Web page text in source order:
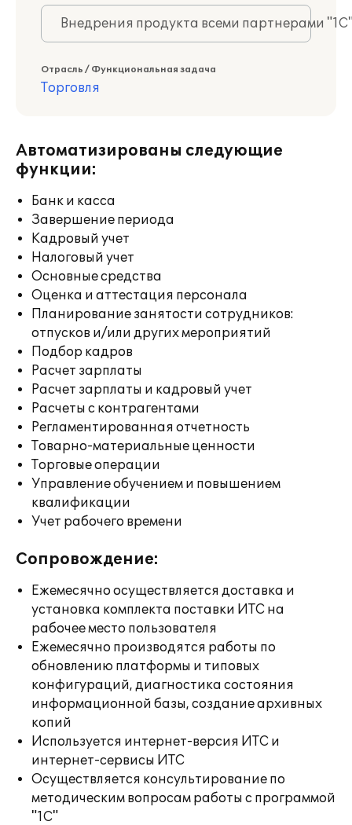
Внедрения продукта всеми партнерами
Отрасль / Функциональная задача
Торговля
Автоматизированы следующие
функции:
Банк и касса
Завершение периода
Кадровый учет
Налоговый учет
Основные средства
Оценка и аттестация персонала
Планирование занятости сотрудников:
отпусков и/или других мероприятий
Подбор кадров
Расчет зарплаты
Расчет зарплаты и кадровый учет
Расчеты с контрагентами
Регламентированная отчетность
Товарно-материальные ценности
Торговые операции
Управление обучением и повышением
квалификации
Учет рабочего времени
Сопровождение:
Ежемесячно осуществляется доставка и
установка комплекта поставки ИТС на
рабочее место пользователя
Ежемесячно производятся работы по
обновлению платформы и типовых
конфигураций, диагностика состояния
информационной базы, создание архивных
копий
Используется интернет-версия ИТС и
интернет-сервисы ИТС
Осуществляется консультирование по
методическим вопросам работы с программой
"1С"